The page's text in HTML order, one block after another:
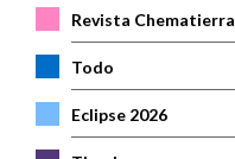
Revista Chematierra
Todo
Eclipse 2026